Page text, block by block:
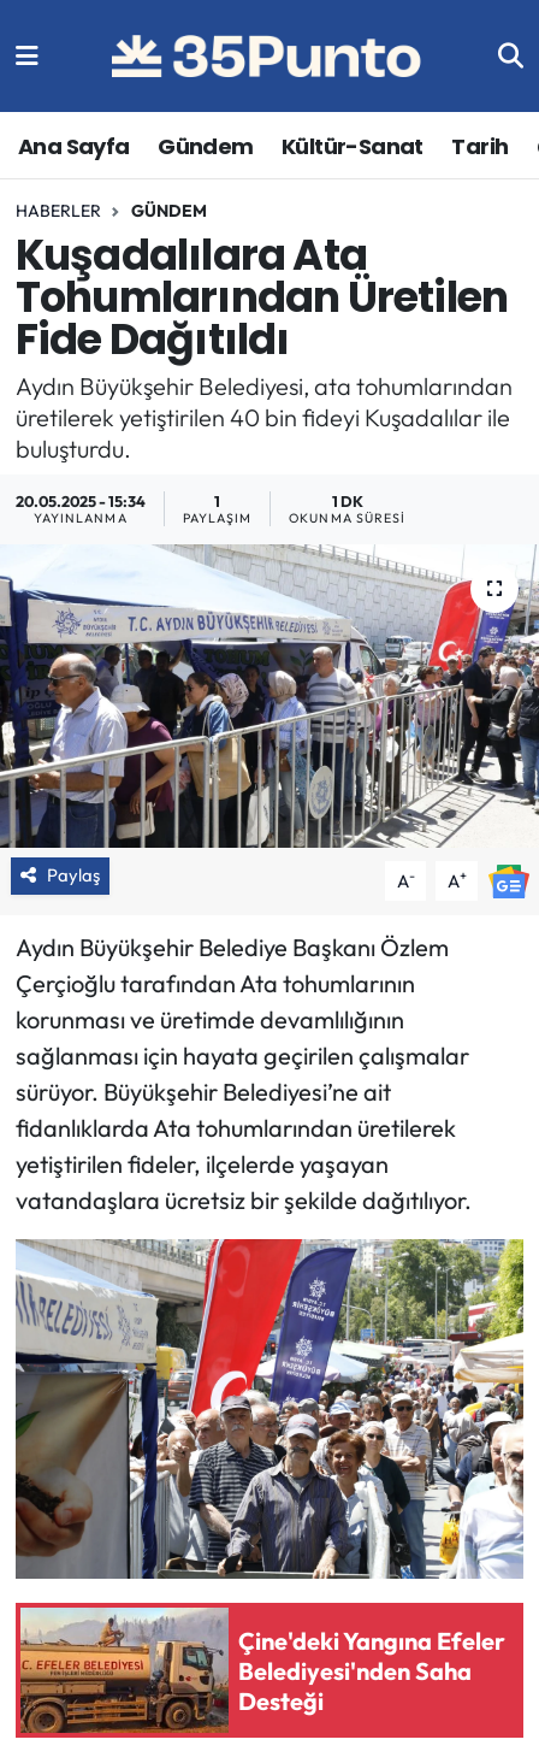
Ana Sayfa Gündem Kültür-Sanat Tarih
HABERLER GÜNDEM
Kuşadalılara Ata
Tohumlarından Üretilen
Fide Dağıtıldı
Aydın Büyükşehir Belediyesi, ata tohumlarından
üretilerek yetiştirilen 40 bin fideyi Kuşadalılar ile
buluşturdu.
20.05.2025 - 15:34
YAYINLANMA
1
PAYLAŞIM
1 DK
OKUNMA SÜRESI
Paylaş A- A+
Aydın Büyükşehir Belediye Başkanı Özlem
Çerçioğlu tarafından Ata tohumlarının
korunması ve üretimde devamlılığının
sağlanması için hayata geçirilen çalışmalar
sürüyor. Büyükşehir Belediyesi’ne ait
fidanlıklarda Ata tohumlarından üretilerek
yetiştirilen fideler, ilçelerde yaşayan
vatandaşlara ücretsiz bir şekilde dağıtılıyor.
Çine'deki Yangına Efeler
Belediyesi'nden Saha
Desteği